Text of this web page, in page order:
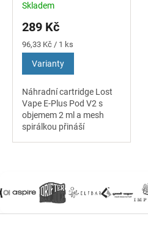
Skladem
289 Kč
Měrná
cena:
96,33 Kč / 1 ks
Varianty
Náhradní cartridge Lost
Vape E-Plus Pod V2 s
objemem 2 ml a mesh
spirálkou přináší